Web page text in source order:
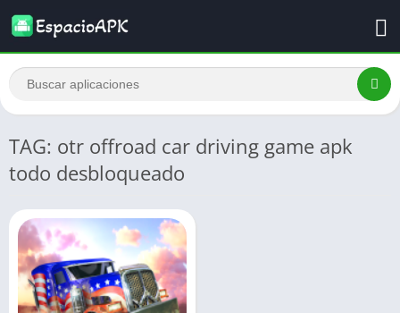
TAG: otr offroad car driving game apk
todo desbloqueado